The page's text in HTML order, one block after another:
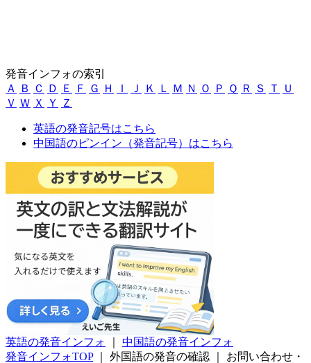
発音インフォの索引
Ａ
Ｂ Ｃ Ｄ Ｅ Ｆ Ｇ Ｈ Ｉ Ｊ Ｋ Ｌ Ｍ Ｎ Ｏ Ｐ Ｑ Ｒ Ｓ Ｔ
Ｕ
Ｖ Ｗ Ｘ Ｙ Ｚ
英語の発音記号はこちら
中国語のピンイン（発音記号）はこちら
英語の発音インフォ
中国語の発音インフォ
発音インフォTOP
外国語の発音の確認 お問い合わせ・